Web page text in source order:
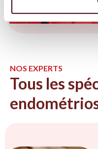
NOS EXPERTS
Tous les